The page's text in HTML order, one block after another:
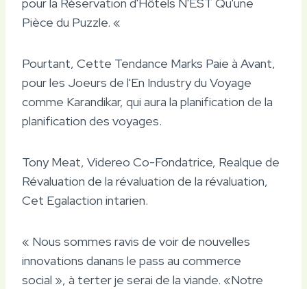
Pièce du Puzzle. «
Pourtant, Cette Tendance Marks Paie à Avant,
pour les Joeurs de l'En Industry du Voyage
comme Karandikar, qui aura la planification de la
planification des voyages.
Tony Meat, Videreo Co-Fondatrice, Realque de
Révaluation de la révaluation de la révaluation,
Cet Egalaction intarien.
« Nous sommes ravis de voir de nouvelles
innovations danans le pass au commerce
social », à terter je serai de la viande. «Notre